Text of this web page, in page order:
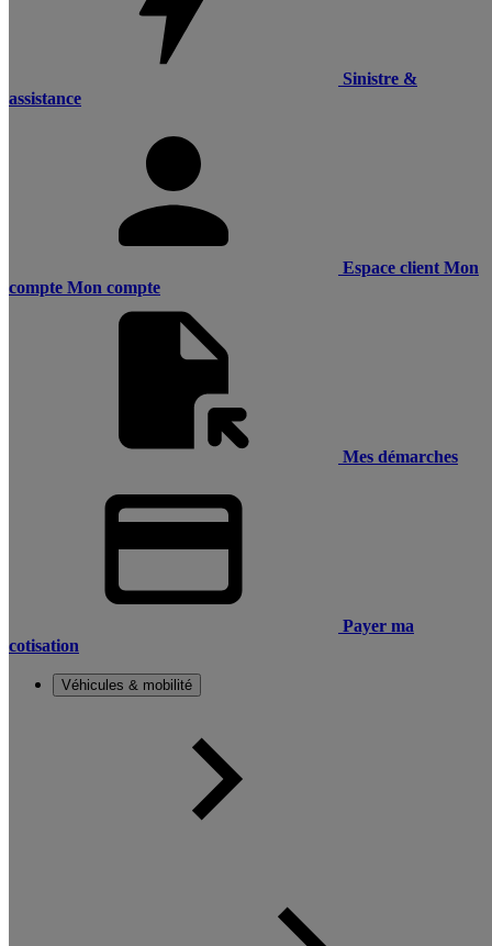
Sinistre &
assistance
Espace client Mon
compte Mon compte
Mes démarches
Payer ma
cotisation
Véhicules & mobilité